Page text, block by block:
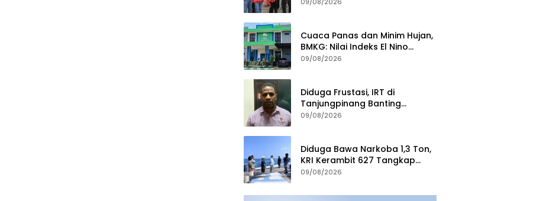
Cuaca Panas dan Minim Hujan,
BMKG: Nilai Indeks El Nino
Kategori Sangat Kuat
09/08/2026
Diduga Frustasi, IRT di
Tanjungpinang Banting
Anaknya Sendiri
09/08/2026
Diduga Bawa Narkoba 1,3 Ton,
KRI Kerambit 627 Tangkap
Kapal MV King Sun Bendera
09/08/2026